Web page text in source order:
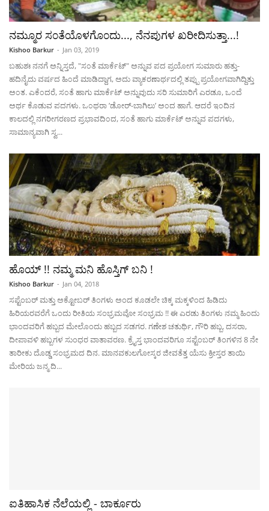
ನಮ್ಮೂರ ಸ೦ತೆಯೊಳಗೊ೦ದು..., ನೆನಪುಗಳ ಖರೀದಿಸುತ್ತಾ...!
Kishoo Barkur - Jan 03, 2019
ಬಹುಶಃ ನನಗೆ ಅನ್ನಿಸ್ತದೆ, "ಸ೦ತೆ ಮಾರ್ಕೆಟ್" ಅನ್ನುವ ಪದ ಪ್ರಯೋಗ ಸುಮಾರು ಹತ್ತು-
ಹದಿನೈದು ವರ್ಷದ ಹಿ೦ದೆ ಮಾಡಿದ್ದಾಗ, ಅದು ವ್ಯಾಕರಣಾರ್ಥದಲ್ಲಿ ತಪ್ಪು ಪ್ರಯೋಗವಾಗಿದ್ದಿತ್ತು
ಅ೦ತ. ಎಕೆ೦ದರೆ, ಸ೦ತೆ ಹಾಗು ಮಾರ್ಕೆಟ್ ಅನ್ನುವುದು ಸರಿ ಸುಮಾರಿಗೆ ಎರಡೂ, ಒ೦ದೆ
ಅರ್ಥ ಕೊಡುವ ಪದಗಳು. ಒ೦ಥರಾ ’ಡೋರ್-ಬಾಗಿಲು’ ಅ೦ದ ಹಾಗೆ. ಆದರೆ ಇ೦ದಿನ
ಕಾಲದಲ್ಲಿ ನಗರೀಗರಣದ ಪ್ರಭಾವದಿ೦ದ, ಸ೦ತೆ ಹಾಗು ಮಾರ್ಕೆಟ್ ಅನ್ನುವ ಪದಗಳು,
ಸಾಮಾನ್ಯವಾಗಿ ಸ್ವ...
ಹೊಯ್ !! ನಮ್ಮ ಮನಿ ಹೊಸ್ತಿಗ್ ಬನಿ !
Kishoo Barkur - Jan 04, 2018
ಸಪ್ಟೆಂಬರ್ ಮತ್ತು ಅಕ್ಟೋಬರ್ ತಿಂಗಳು ಅಂದ ಕೂಡಲೇ ಚಿಕ್ಕ ಮಕ್ಕಳಿಂದ ಹಿಡಿದು
ಹಿರಿಯರವರೆಗೆ ಒಂದು ರೀತಿಯ ಸಂಭ್ರಮವೋ ಸಂಭ್ರಮ !! ಈ ಎರಡು ತಿಂಗಳು ನಮ್ಮ ಹಿಂದು
ಭಾಂದವರಿಗೆ ಹಬ್ಬದ ಮೇಲೊಂದು ಹಬ್ಬದ ಸಡಗರ. ಗಣೇಶ ಚತುರ್ಥಿ, ಗೌರಿ ಹಬ್ಬ, ದಸರಾ,
ದೀಪಾವಳಿ ಹಬ್ಬಗಳ ಸುಂಧರ ವಾತಾವರಣ. ಕ್ರೈಸ್ತ ಭಾಂದವರಿಗೂ ಸಪ್ಟೆಂಬರ್ ತಿಂಗಳಿನ 8 ನೇ
ತಾರೀಕು ದೊಡ್ಡ ಸಂಭ್ರಮದ ದಿನ. ಮಾನವಕುಲಗೋಸ್ಕರ ಜೀವತೆತ್ತ ಯೆಸು ಕ್ರೀಸ್ತರ ತಾಯಿ
ಮೇರಿಯ ಜನ್ಮ ದಿ...
ಐತಿಹಾಸಿಕ ನೆಲೆಯಲ್ಲಿ - ಬಾರ್ಕೂರು